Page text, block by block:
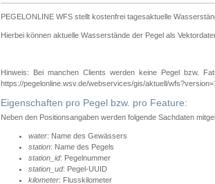
PEGELONLINE WFS stellt kostenfrei tagesaktuelle
Hierbei können aktuelle Wasserstände der Pegel als
Hinweis: Bei manchen Clients werden keine Pegel bzw.
https://pegelonline.wsv.de/webservices/gis/aktuell/
Eigenschaften pro Pegel bzw. pro Feature:
Neben den Positionsangaben werden folgende Sachdaten
water: Name des Gewässers
station: Name des Pegels
station_id: Pegelnummer
station_ud: Pegel-UUID
kilometer: Flusskilometer